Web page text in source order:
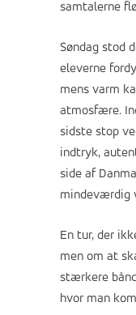
samtalerne
Søndag stod
eleverne
mens varm
atmosfære.
sidste stop
indtryk,
side af
mindeværdig
En tur, der
men om at
stærkere
hvor man